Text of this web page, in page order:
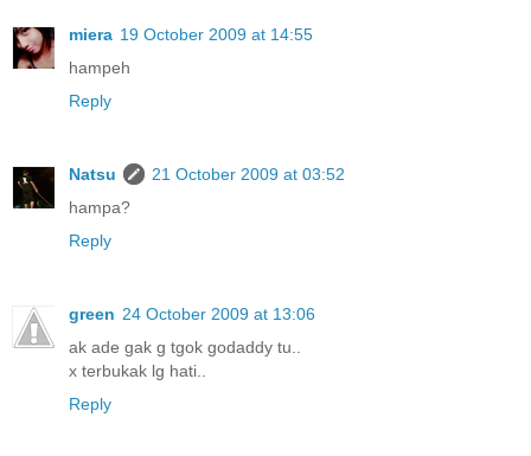
miera 19 October 2009 at 14:55
hampeh
Reply
Natsu
21 October 2009 at 03:52
hampa?
Reply
green 24 October 2009 at 13:06
ak ade gak g tgok godaddy tu..
x terbukak lg hati..
Reply